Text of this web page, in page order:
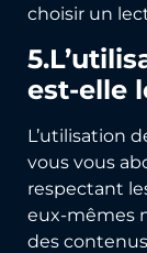
choisir un
est-elle
L’utilisation
vous vous
respectant
eux-mêmes
des